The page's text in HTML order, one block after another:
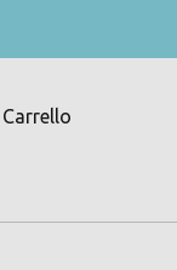
Carrello